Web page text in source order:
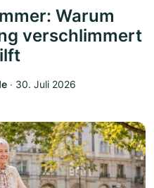
Warum
verschlimmert
‧ 30. Juli 2026